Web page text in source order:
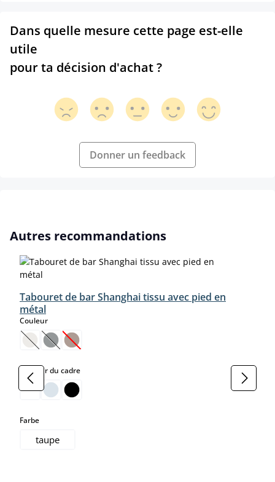
Dans quelle mesure cette page est-elle
utile
pour ta décision d'achat ?
Donner un feedback
Ignorer la galerie de produits
Autres recommandations
Tabouret de bar Shanghai tissu avec pied en
métal
Couleurselect
(Cette option n'est pas disponible pour le moment.)
(Cette option n'est pas disponible pour le moment.)
(Cette option n'est pas disponible pour le moment.)
Couleur du cadreselect
Farbeselect
taupe